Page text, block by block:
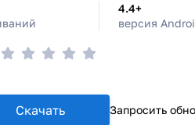
4.4+
версия
Скачать Запросить